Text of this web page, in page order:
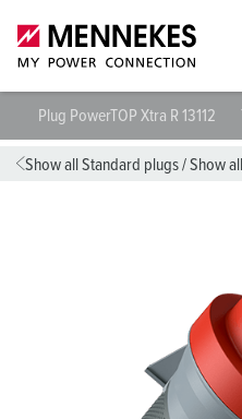
Plug PowerTOP Xtra R 13112
Show all Standard plugs/Show